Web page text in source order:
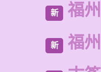
新 福
新 福